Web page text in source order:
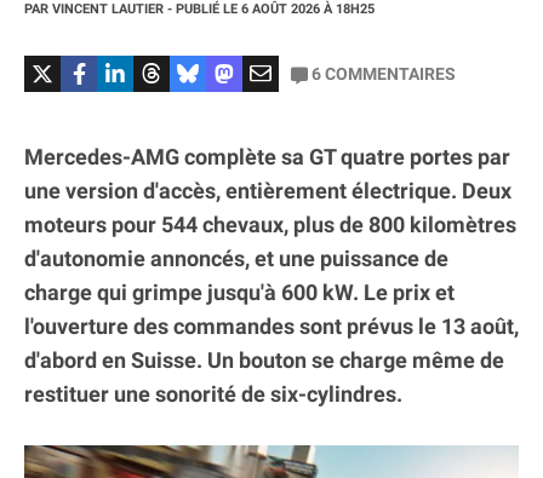
PAR VINCENT LAUTIER - PUBLIÉ LE 6 AOÛT 2026 À 18H25
6COMMENTAIRES
Mercedes-AMG complète sa GT quatre portes par
une version d'accès, entièrement électrique. Deux
moteurs pour 544 chevaux, plus de 800 kilomètres
d'autonomie annoncés, et une puissance de
charge qui grimpe jusqu'à 600 kW. Le prix et
l'ouverture des commandes sont prévus le 13 août,
d'abord en Suisse. Un bouton se charge même de
restituer une sonorité de six-cylindres.